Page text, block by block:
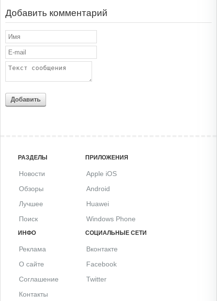
Добавить комментарий
Добавить
РАЗДЕЛЫ
Новости
Обзоры
Лучшее
Поиск
ПРИЛОЖЕНИЯ
Apple iOS
Android
Huawei
Windows Phone
ИНФО
Реклама
О сайте
Соглашение
Контакты
СОЦИАЛЬНЫЕ СЕТИ
Вконтакте
Facebook
Twitter